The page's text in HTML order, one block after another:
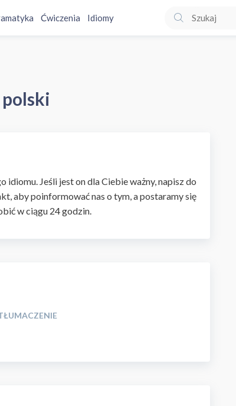
Ćwiczenia Idiomy
idiomu. Jeśli jest on dla Ciebie ważny, napisz do
aby poinformować nas o tym, a postaramy się
w ciągu 24 godzin.